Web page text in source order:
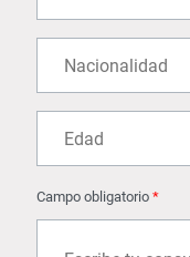
Campo obligatorio *